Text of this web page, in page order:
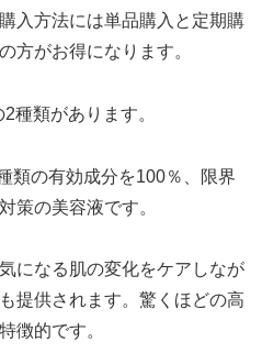
入方法には単品購入と定期購
方がお得になります。
種類があります。
類の有効成分を100％、限界
策の美容液です。
になる肌の変化をケアしなが
提供されます。驚くほどの高
徴的です。